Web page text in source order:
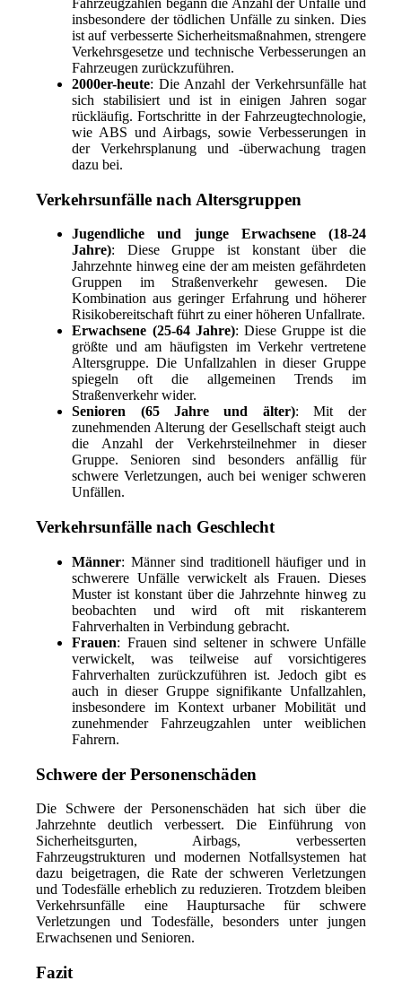
Fahrzeugzahlen begann die Anzahl der Unfälle und
insbesondere der tödlichen Unfälle zu sinken. Dies
ist auf verbesserte Sicherheitsmaßnahmen, strengere
Verkehrsgesetze und technische Verbesserungen an
Fahrzeugen zurückzuführen.
2000er-heute: Die Anzahl der Verkehrsunfälle hat
sich stabilisiert und ist in einigen Jahren sogar
rückläufig. Fortschritte in der Fahrzeugtechnologie,
wie ABS und Airbags, sowie Verbesserungen in
der Verkehrsplanung und -überwachung tragen
dazu bei.
Verkehrsunfälle nach Altersgruppen
Jugendliche und junge Erwachsene (18-24
Jahre): Diese Gruppe ist konstant über die
Jahrzehnte hinweg eine der am meisten gefährdeten
Gruppen im Straßenverkehr gewesen. Die
Kombination aus geringer Erfahrung und höherer
Risikobereitschaft führt zu einer höheren Unfallrate.
Erwachsene (25-64 Jahre): Diese Gruppe ist die
größte und am häufigsten im Verkehr vertretene
Altersgruppe. Die Unfallzahlen in dieser Gruppe
spiegeln oft die allgemeinen Trends im
Straßenverkehr wider.
Senioren (65 Jahre und älter): Mit der
zunehmenden Alterung der Gesellschaft steigt auch
die Anzahl der Verkehrsteilnehmer in dieser
Gruppe. Senioren sind besonders anfällig für
schwere Verletzungen, auch bei weniger schweren
Unfällen.
Verkehrsunfälle nach Geschlecht
Männer: Männer sind traditionell häufiger und in
schwerere Unfälle verwickelt als Frauen. Dieses
Muster ist konstant über die Jahrzehnte hinweg zu
beobachten und wird oft mit riskanterem
Fahrverhalten in Verbindung gebracht.
Frauen: Frauen sind seltener in schwere Unfälle
verwickelt, was teilweise auf vorsichtigeres
Fahrverhalten zurückzuführen ist. Jedoch gibt es
auch in dieser Gruppe signifikante Unfallzahlen,
insbesondere im Kontext urbaner Mobilität und
zunehmender Fahrzeugzahlen unter weiblichen
Fahrern.
Schwere der Personenschäden
Die Schwere der Personenschäden hat sich über die
Jahrzehnte deutlich verbessert. Die Einführung von
Sicherheitsgurten, Airbags, verbesserten
Fahrzeugstrukturen und modernen Notfallsystemen hat
dazu beigetragen, die Rate der schweren Verletzungen
und Todesfälle erheblich zu reduzieren. Trotzdem bleiben
Verkehrsunfälle eine Hauptursache für schwere
Verletzungen und Todesfälle, besonders unter jungen
Erwachsenen und Senioren.
Fazit